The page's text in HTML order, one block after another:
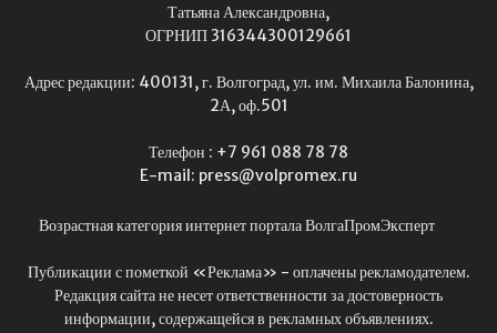
Татьяна Александровна,
ОГРНИП 316344300129661
Адрес редакции: 400131, г. Волгоград, ул. им. Михаила Балонина,
2А, оф.501
Телефон : +7 961 088 78 78
E-mail: press@volpromex.ru
Возрастная категория интернет портала ВолгаПромЭксперт
Публикации с пометкой «Реклама» - оплачены рекламодателем.
Редакция сайта не несет ответственности за достоверность
информации, содержащейся в рекламных объявлениях.